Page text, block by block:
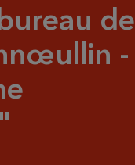
de
-